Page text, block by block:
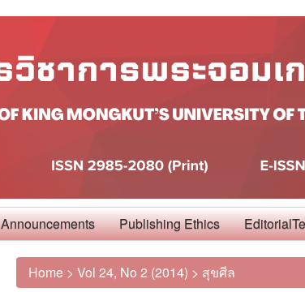
Announcements Publishing Ethics
Home > Vol 24, No 2 (2014) > สุขศีล